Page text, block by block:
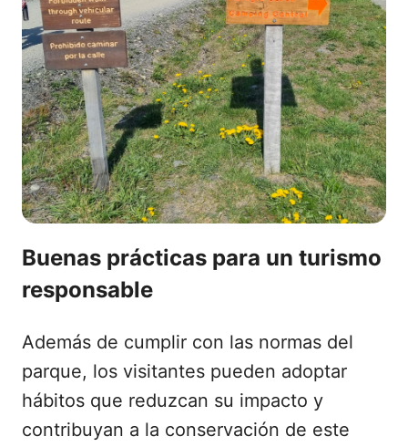
Buenas prácticas para un turismo
responsable
Además de cumplir con las normas del
parque, los visitantes pueden adoptar
hábitos que reduzcan su impacto y
contribuyan a la conservación de este